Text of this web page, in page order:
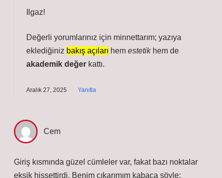
Ilgaz!
Değerli yorumlarınız için minnettarım; yazıya
eklediğiniz bakış açıları hem estetikhem de
akademik değer kattı.
Aralık 27, 2025 Yanıtla
Cem
Giriş kısmında güzel cümleler var, fakat bazı noktalar
eksik hissettirdi. Benim çıkarımım kabaca şöyle: